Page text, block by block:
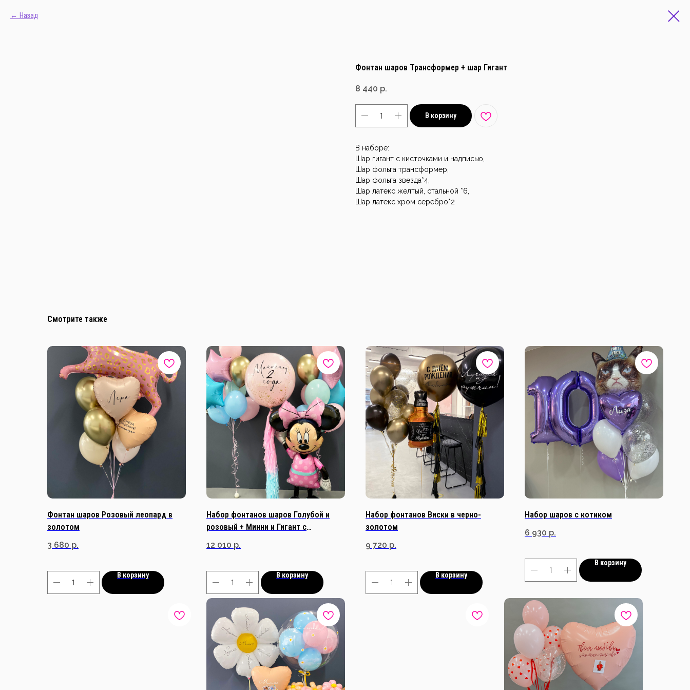
Назад
Фонтан шаров Трансформер + шар Гигант
8 440 р.
В корзину
В наборе:
Шар гигант с кисточками и надписью,
Шар фольга трансформер,
Шар фольга звезда*4,
Шар латекс желтый, стальной *6,
Шар латекс хром серебро*2
Смотрите также
Фонтан шаров Розовый леопард в
золотом
3 680 р.
В корзину
Набор фонтанов шаров Голубой и
розовый + Минни и Гигант с
12 010 р.
В корзину
Набор фонтанов Виски в черно-
золотом
9 720 р.
В корзину
Набор шаров с котиком
6 930 р.
В корзину